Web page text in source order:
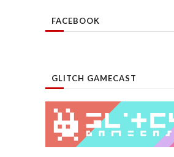
FACEBOOK
GLITCH GAMECAST